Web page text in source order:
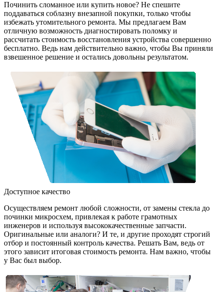
Починить сломанное или купить новое? Не спешите
поддаваться соблазну внезапной покупки, только чтобы
избежать утомительного ремонта. Мы предлагаем Вам
отличную возможность диагностировать поломку и
рассчитать стоимость восстановления устройства совершенно
бесплатно. Ведь нам действительно важно, чтобы Вы приняли
взвешенное решение и остались довольны результатом.
Доступное качество
Осуществляем ремонт любой сложности, от замены стекла до
починки микросхем, привлекая к работе грамотных
инженеров и используя высококачественные запчасти.
Оригинальные или аналоги? И те, и другие проходят строгий
отбор и постоянный контроль качества. Решать Вам, ведь от
этого зависит итоговая стоимость ремонта. Нам важно, чтобы
у Вас был выбор.